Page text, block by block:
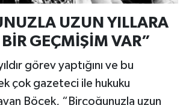
UZUN YILLARA
GEÇMİŞİM VAR”
görev yaptığını ve bu
çok gazeteci ile hukuku
Böcek, “Birçoğunuzla uzun